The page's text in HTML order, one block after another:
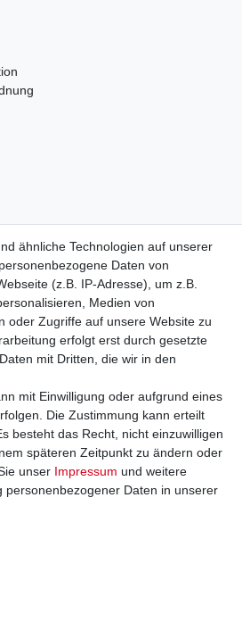
ähnliche Technologien auf unserer
Daten von
(z.B. IP-Adresse), um z.B.
Medien von
oder Zugriffe auf unsere Website zu
erfolgt erst durch gesetzte
mit Dritten, die wir in den
mit Einwilligung oder aufgrund eines
Die Zustimmung kann erteilt
besteht das Recht, nicht einzuwilligen
späteren Zeitpunkt zu ändern oder
unser Impressum und weitere
personenbezogener Daten in unserer